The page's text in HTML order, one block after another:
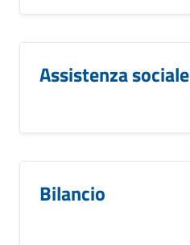
Assistenza sociale
Bilancio